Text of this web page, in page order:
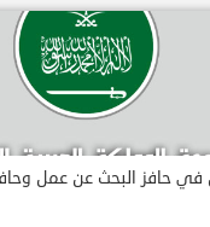
حافز البحث عن عمل